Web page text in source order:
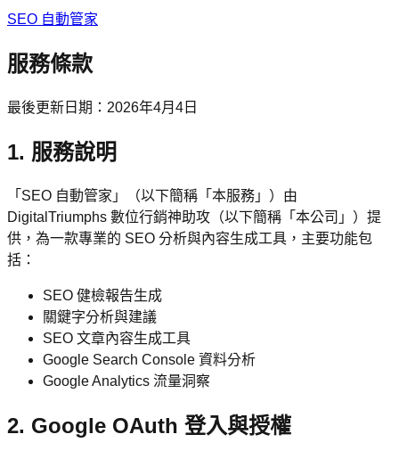
SEO 自動管家
服務條款
最後更新日期：2026年4月4日
1. 服務說明
「SEO 自動管家」（以下簡稱「本服務」）由
DigitalTriumphs 數位行銷神助攻（以下簡稱「本公司」）提
供，為一款專業的 SEO 分析與內容生成工具，主要功能包
括：
SEO 健檢報告生成
關鍵字分析與建議
SEO 文章內容生成工具
Google Search Console 資料分析
Google Analytics 流量洞察
2. Google OAuth 登入與授權